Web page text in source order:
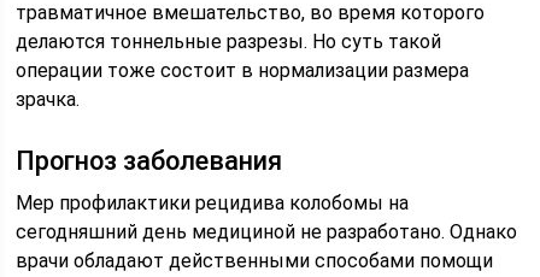
травматичное вмешательство, во время которого
делаются тоннельные разрезы. Но суть такой
операции тоже состоит в нормализации размера
зрачка.
Прогноз заболевания
Мер профилактики рецидива колобомы на
сегодняшний день медициной не разработано. Однако
врачи обладают действенными способами помощи